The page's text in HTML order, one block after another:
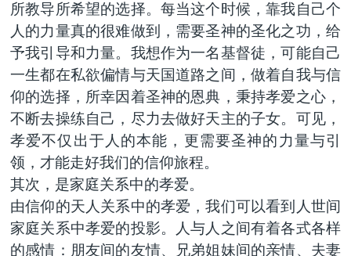
所教导所希望的选择。每当这个时候，靠我自己个
人的力量真的很难做到，需要圣神的圣化之功，给
予我引导和力量。我想作为一名基督徒，可能自己
一生都在私欲偏情与天国道路之间，做着自我与信
仰的选择，所幸因着圣神的恩典，秉持孝爱之心，
不断去操练自己，尽力去做好天主的子女。可见，
孝爱不仅出于人的本能，更需要圣神的力量与引
领，才能走好我们的信仰旅程。
其次，是家庭关系中的孝爱。
由信仰的天人关系中的孝爱，我们可以看到人世间
家庭关系中孝爱的投影。人与人之间有着各式各样
的感情：朋友间的友情、兄弟姐妹间的亲情、夫妻